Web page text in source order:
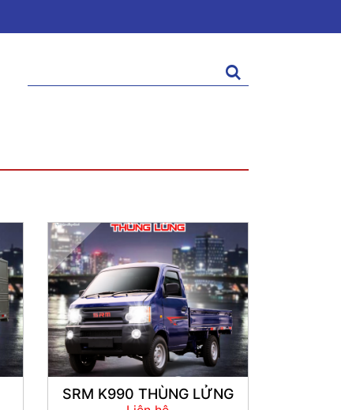
kiếm:
SRM K990 THÙNG LỬNG